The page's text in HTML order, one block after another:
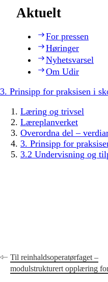
Aktuelt
For pressen
Høringer
Nyhetsvarsel
Om Udir
3. Prinsipp for praksisen i
Læring og trivsel
Læreplanverket
Overordna del –
3. Prinsipp for
3.2 Undervisning og
Til reinhaldsoperatørfaget –
modulstrukturert opplæring